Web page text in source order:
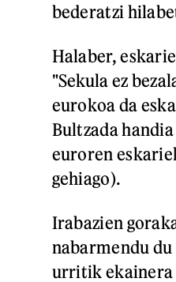
bederatzi
Halaber,
"Sekula ez
eurokoa da
Bultzada
euroren
gehiago).
Irabazien
nabarmendu
urritik ekainera